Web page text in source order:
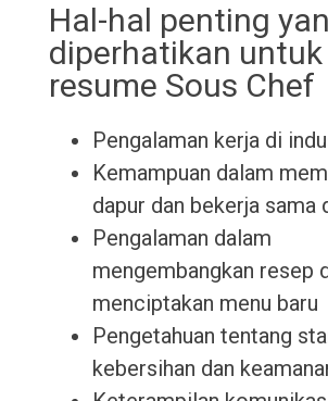
Hal-hal penting
diperhatikan untuk
resume Sous Chef
Pengalaman kerja di
Kemampuan dalam
dapur dan bekerja sama
Pengalaman dalam
mengembangkan resep
menciptakan menu baru
Pengetahuan tentang
kebersihan dan